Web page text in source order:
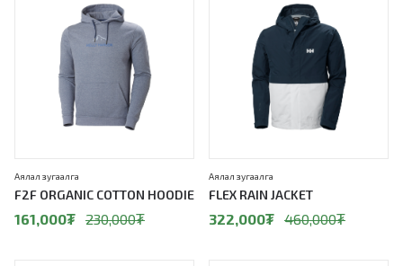
F2F ORGANIC COTTON HOODIE
Аялал зугаалга
161,000₮ 230,000₮
FLEX RAIN JACKET
Аялал зугаалга
322,000₮ 460,000₮